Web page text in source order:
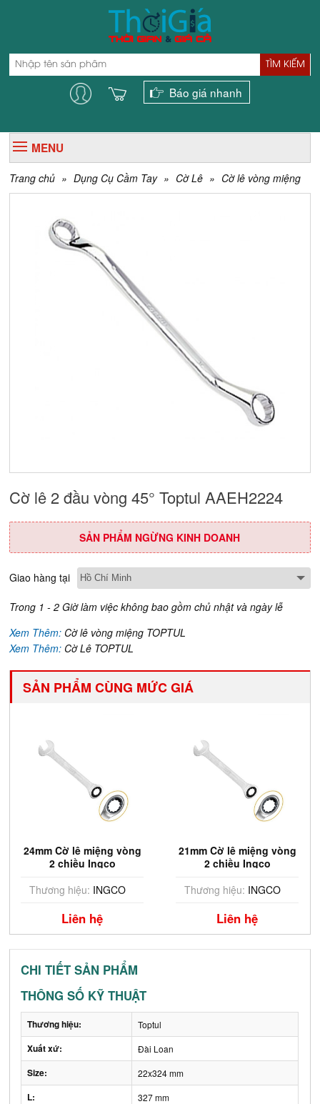
TÌM KIẾM
Báo giá nhanh
MENU
Trang chủ » Dụng Cụ Cầm Tay » Cờ Lê » Cờ lê vòng miệng
Cờ lê 2 đầu vòng 45° Toptul AAEH2224
SẢN PHẨM NGỪNG KINH DOANH
Giao hàng tại
Trong 1 - 2 Giờ làm việc không bao gồm chủ nhật và ngày lễ
Xem Thêm: Cờ lê vòng miệng TOPTUL
Xem Thêm: Cờ Lê TOPTUL
SẢN PHẨM CÙNG MỨC GIÁ
24mm Cờ lê miệng vòng
2 chiều Ingco
Thương hiệu: INGCO
Liên hệ
21mm Cờ lê miệng vòng
2 chiều Ingco
Thương hiệu: INGCO
Liên hệ
CHI TIẾT SẢN PHẨM
THÔNG SỐ KỸ THUẬT
Thương hiệu: Toptul
Xuất xứ: Đài Loan
Size: 22x324 mm
L: 327 mm